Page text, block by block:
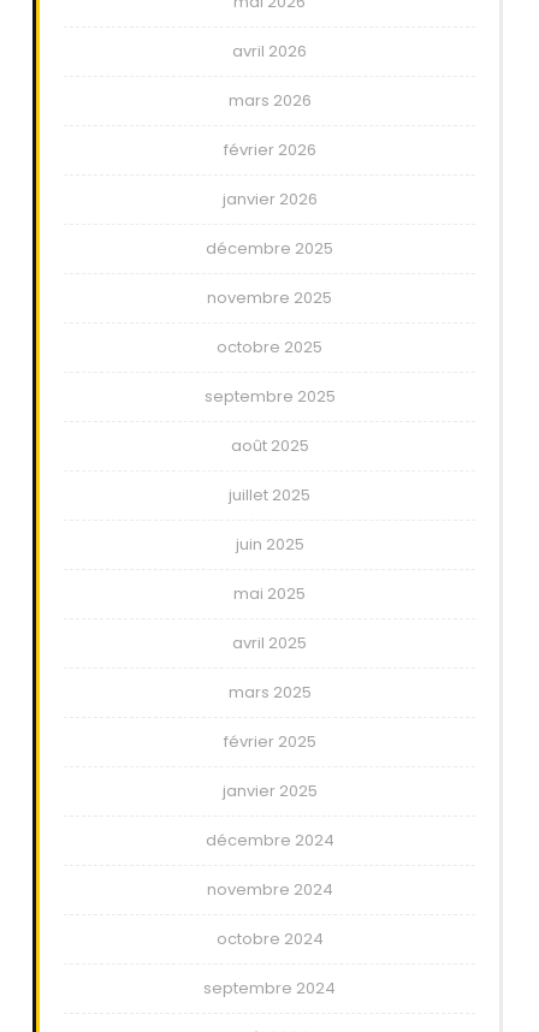
avril 2026
mars 2026
février 2026
janvier 2026
décembre 2025
novembre 2025
octobre 2025
septembre 2025
août 2025
juillet 2025
juin 2025
mai 2025
avril 2025
mars 2025
février 2025
janvier 2025
décembre 2024
novembre 2024
octobre 2024
septembre 2024